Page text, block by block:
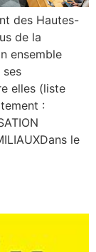
des Hautes-
de la
ensemble
ses
elles (liste
:
le